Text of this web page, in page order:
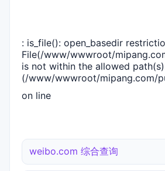
: is_file(): open_basedir
File(/www/wwwroot/
is not within the allowed
(/www/wwwroot/mipang.com/
on line
weibo.com 综合查询